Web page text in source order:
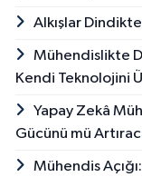
Alkışlar
Mühendislikte
Kendi Teknolojini
Yapay Zekâ
Gücünü mü
Mühendis